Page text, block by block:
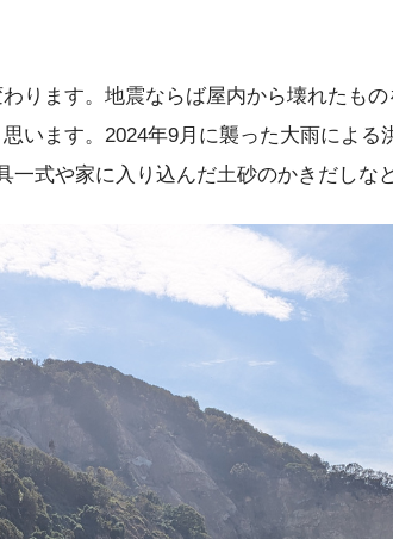
ります。地震ならば屋内から壊れたもの
います。2024年9月に襲った大雨による
式や家に入り込んだ土砂のかきだしな